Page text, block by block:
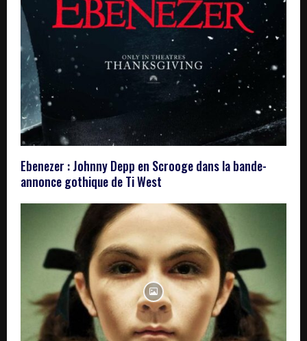
Ebenezer : Johnny Depp en Scrooge dans la bande-
annonce gothique de Ti West